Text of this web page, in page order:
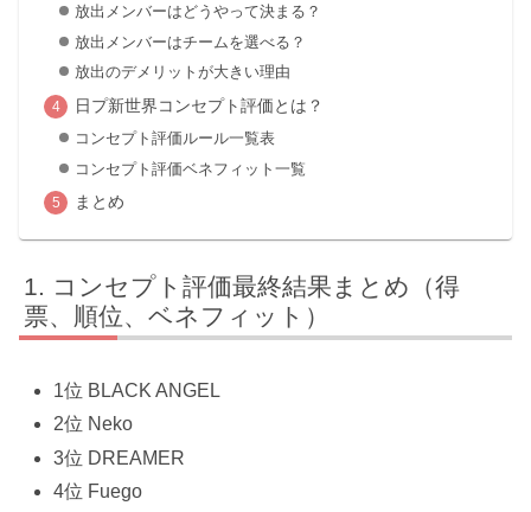
放出メンバーはどうやって決まる？
放出メンバーはチームを選べる？
放出のデメリットが大きい理由
日プ新世界コンセプト評価とは？
コンセプト評価ルール一覧表
コンセプト評価ベネフィット一覧
まとめ
コンセプト評価最終結果まとめ（得
票、順位、ベネフィット）
1位 BLACK ANGEL
2位 Neko
3位 DREAMER
4位 Fuego